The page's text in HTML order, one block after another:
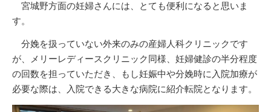
宮城野方面の妊婦さんには、とても便利になると思いま
す。
分娩を扱っていない外来のみの産婦人科クリニックです
が、メリーレディースクリニック同様、妊婦健診の半分程度
の回数を担っていただき、もし妊娠中や分娩時に入院加療が
必要な際は、入院できる大きな病院に紹介転院となります。